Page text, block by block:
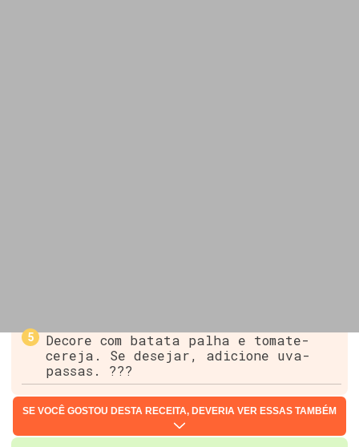
Decore com batata palha e tomate-
cereja. Se desejar, adicione uva-
passas. ???
SE VOCÊ GOSTOU DESTA RECEITA, DEVERIA VER ESSAS TAMBÉM